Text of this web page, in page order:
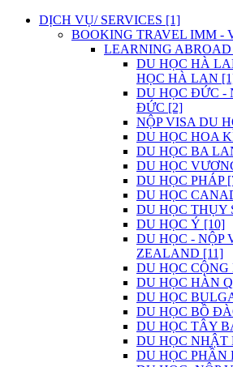
DỊCH VỤ/ SERVICES [1]
BOOKING TRAVEL IMM -
LEARNING ABROAD
DU HỌC HÀ
HỌC HÀ LAN
DU HỌC ĐỨC -
ĐỨC [2]
NỘP VISA DU
DU HỌC HOA
DU HỌC BA
DU HỌC
DU HỌC PHÁP
DU HỌC
DU HỌC THỤY
DU HỌC Ý [10]
DU HỌC - NỘP
ZEALAND [11]
DU HỌC CỘNG
DU HỌC HÀN
DU HỌC
DU HỌC BỒ
DU HỌC TÂY
DU HỌC NHẬT
DU HỌC PHẦN